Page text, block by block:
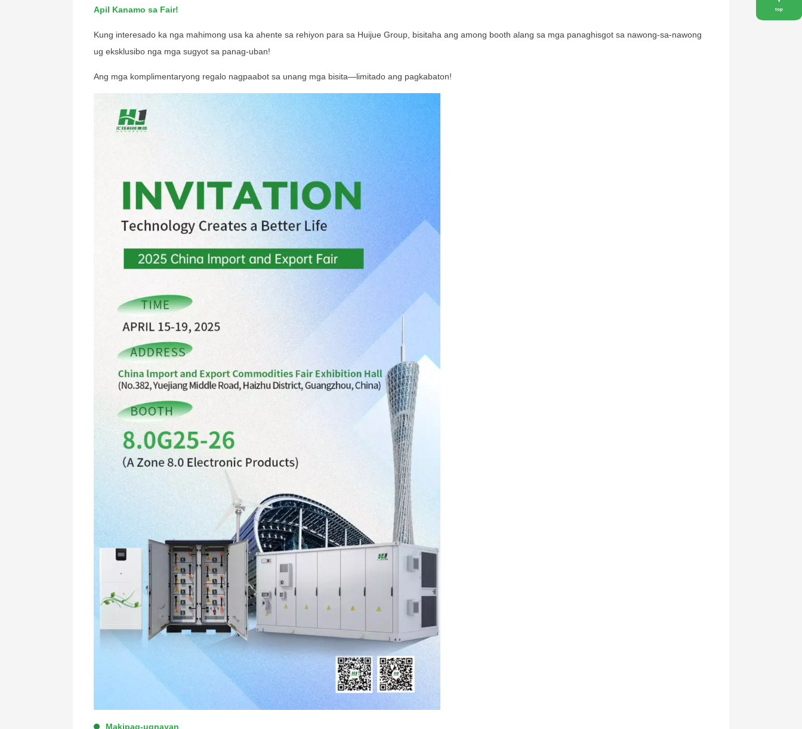
Apil Kanamo sa Fair!
Kung interesado ka nga mahimong usa ka ahente sa rehiyon para sa Huijue Group, bisitaha ang among booth alang sa mga panaghisgot sa nawong-sa-nawong
ug eksklusibo nga mga sugyot sa panag-uban!
Ang mga komplimentaryong regalo nagpaabot sa unang mga bisita—limitado ang pagkabaton!
Makipag-ugnayan
top